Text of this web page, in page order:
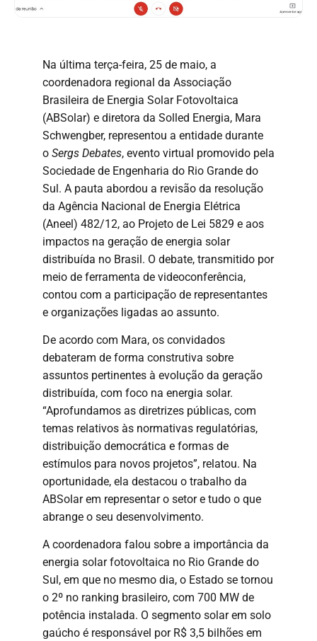
Na última terça-feira, 25 de maio, a
coordenadora regional da Associação
Brasileira de Energia Solar Fotovoltaica
(ABSolar) e diretora da Solled Energia, Mara
Schwengber, representou a entidade durante
o Sergs Debates, evento virtual promovido pela
Sociedade de Engenharia do Rio Grande do
Sul. A pauta abordou a revisão da resolução
da Agência Nacional de Energia Elétrica
(Aneel) 482/12, ao Projeto de Lei 5829 e aos
impactos na geração de energia solar
distribuída no Brasil. O debate, transmitido por
meio de ferramenta de videoconferência,
contou com a participação de representantes
e organizações ligadas ao assunto.
De acordo com Mara, os convidados
debateram de forma construtiva sobre
assuntos pertinentes à evolução da geração
distribuída, com foco na energia solar.
“Aprofundamos as diretrizes públicas, com
temas relativos às normativas regulatórias,
distribuição democrática e formas de
estímulos para novos projetos”, relatou. Na
oportunidade, ela destacou o trabalho da
ABSolar em representar o setor e tudo o que
abrange o seu desenvolvimento.
A coordenadora falou sobre a importância da
energia solar fotovoltaica no Rio Grande do
Sul, em que no mesmo dia, o Estado se tornou
o 2º no ranking brasileiro, com 700 MW de
potência instalada. O segmento solar em solo
gaúcho é responsável por R$ 3,5 bilhões em